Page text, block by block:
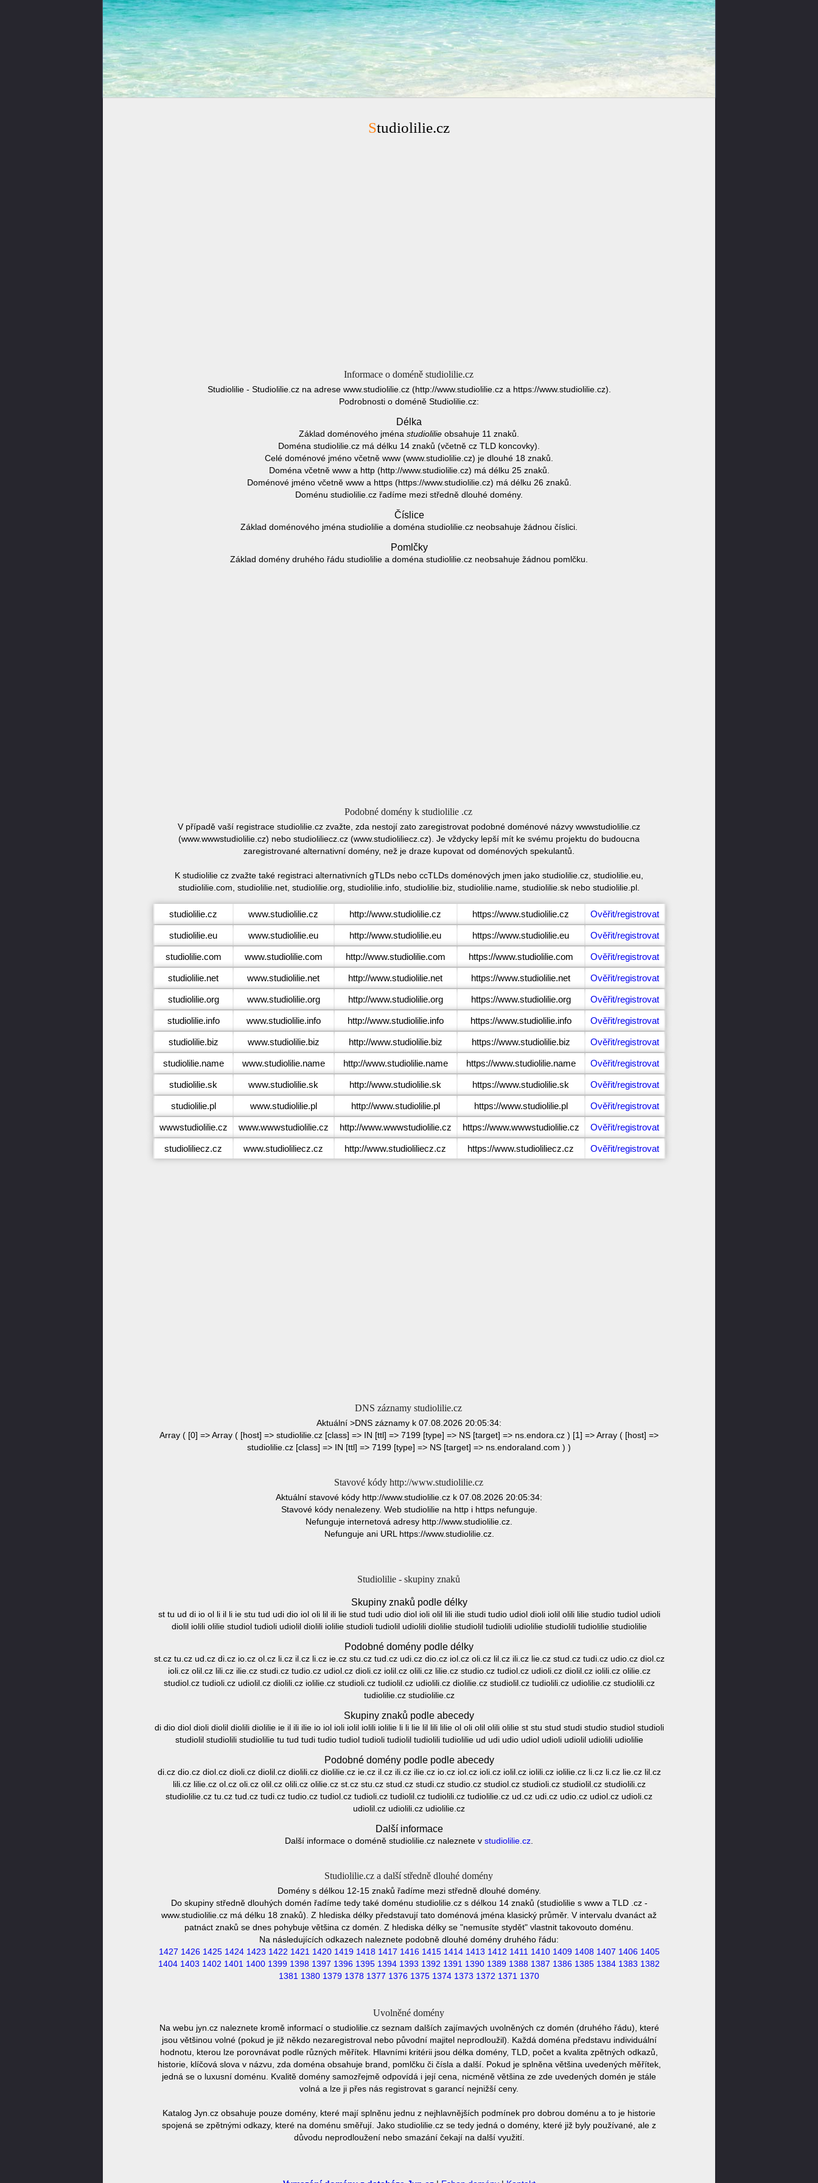
Studiolilie.cz
Informace o doméně studiolilie.cz
Studiolilie - Studiolilie.cz na adrese www.studiolilie.cz (http://www.studiolilie.cz a https://www.studiolilie.cz).
Podrobnosti o doméně Studiolilie.cz:
Délka
Základ doménového jména studiolilie obsahuje 11 znaků.
Doména studiolilie.cz má délku 14 znaků (včetně cz TLD koncovky).
Celé doménové jméno včetně www (www.studiolilie.cz) je dlouhé 18 znaků.
Doména včetně www a http (http://www.studiolilie.cz) má délku 25 znaků.
Doménové jméno včetně www a https (https://www.studiolilie.cz) má délku 26 znaků.
Doménu studiolilie.cz řadíme mezi středně dlouhé domény.
Číslice
Základ doménového jména studiolilie a doména studiolilie.cz neobsahuje žádnou číslici.
Pomlčky
Základ domény druhého řádu studiolilie a doména studiolilie.cz neobsahuje žádnou pomlčku.
Podobné domény k studiolilie .cz
V případě vaší registrace studiolilie.cz zvažte, zda nestojí zato zaregistrovat podobné doménové názvy wwwstudiolilie.cz
(www.wwwstudiolilie.cz) nebo studioliliecz.cz (www.studioliliecz.cz). Je vždycky lepší mít ke svému projektu do budoucna
zaregistrované alternativní domény, než je draze kupovat od doménových spekulantů.
K studiolilie cz zvažte také registraci alternativních gTLDs nebo ccTLDs doménových jmen jako studiolilie.cz, studiolilie.eu,
studiolilie.com, studiolilie.net, studiolilie.org, studiolilie.info, studiolilie.biz, studiolilie.name, studiolilie.sk nebo studiolilie.pl.
studiolilie.cz www.studiolilie.cz http://www.studiolilie.cz https://www.studiolilie.cz Ověřit/registrovat
studiolilie.eu www.studiolilie.eu http://www.studiolilie.eu https://www.studiolilie.eu Ověřit/registrovat
studiolilie.com www.studiolilie.com http://www.studiolilie.com https://www.studiolilie.com Ověřit/registrovat
studiolilie.net www.studiolilie.net http://www.studiolilie.net https://www.studiolilie.net Ověřit/registrovat
studiolilie.org www.studiolilie.org http://www.studiolilie.org https://www.studiolilie.org Ověřit/registrovat
studiolilie.info www.studiolilie.info http://www.studiolilie.info https://www.studiolilie.info Ověřit/registrovat
studiolilie.biz www.studiolilie.biz http://www.studiolilie.biz https://www.studiolilie.biz Ověřit/registrovat
studiolilie.name www.studiolilie.name http://www.studiolilie.name https://www.studiolilie.name Ověřit/registrovat
studiolilie.sk www.studiolilie.sk http://www.studiolilie.sk https://www.studiolilie.sk Ověřit/registrovat
studiolilie.pl www.studiolilie.pl http://www.studiolilie.pl https://www.studiolilie.pl Ověřit/registrovat
wwwstudiolilie.cz www.wwwstudiolilie.cz http://www.wwwstudiolilie.cz https://www.wwwstudiolilie.cz Ověřit/registrovat
studioliliecz.cz www.studioliliecz.cz http://www.studioliliecz.cz https://www.studioliliecz.cz Ověřit/registrovat
DNS záznamy studiolilie.cz
Aktuální >DNS záznamy k 07.08.2026 20:05:34:
Array ( [0] => Array ( [host] => studiolilie.cz [class] => IN [ttl] => 7199 [type] => NS [target] => ns.endora.cz ) [1] => Array ( [host] =>
studiolilie.cz [class] => IN [ttl] => 7199 [type] => NS [target] => ns.endoraland.com ) )
Stavové kódy http://www.studiolilie.cz
Aktuální stavové kódy http://www.studiolilie.cz k 07.08.2026 20:05:34:
Stavové kódy nenalezeny. Web studiolilie na http i https nefunguje.
Nefunguje internetová adresy http://www.studiolilie.cz.
Nefunguje ani URL https://www.studiolilie.cz.
Studiolilie - skupiny znaků
Skupiny znaků podle délky
st tu ud di io ol li il li ie stu tud udi dio iol oli lil ili lie stud tudi udio diol ioli olil lili ilie studi tudio udiol dioli iolil olili lilie studio tudiol udioli
diolil iolili olilie studiol tudioli udiolil diolili iolilie studioli tudiolil udiolili diolilie studiolil tudiolili udiolilie studiolili tudiolilie studiolilie
Podobné domény podle délky
st.cz tu.cz ud.cz di.cz io.cz ol.cz li.cz il.cz li.cz ie.cz stu.cz tud.cz udi.cz dio.cz iol.cz oli.cz lil.cz ili.cz lie.cz stud.cz tudi.cz udio.cz diol.cz
ioli.cz olil.cz lili.cz ilie.cz studi.cz tudio.cz udiol.cz dioli.cz iolil.cz olili.cz lilie.cz studio.cz tudiol.cz udioli.cz diolil.cz iolili.cz olilie.cz
studiol.cz tudioli.cz udiolil.cz diolili.cz iolilie.cz studioli.cz tudiolil.cz udiolili.cz diolilie.cz studiolil.cz tudiolili.cz udiolilie.cz studiolili.cz
tudiolilie.cz studiolilie.cz
Skupiny znaků podle abecedy
di dio diol dioli diolil diolili diolilie ie il ili ilie io iol ioli iolil iolili iolilie li li lie lil lili lilie ol oli olil olili olilie st stu stud studi studio studiol studioli
studiolil studiolili studiolilie tu tud tudi tudio tudiol tudioli tudiolil tudiolili tudiolilie ud udi udio udiol udioli udiolil udiolili udiolilie
Podobné domény podle podle abecedy
di.cz dio.cz diol.cz dioli.cz diolil.cz diolili.cz diolilie.cz ie.cz il.cz ili.cz ilie.cz io.cz iol.cz ioli.cz iolil.cz iolili.cz iolilie.cz li.cz li.cz lie.cz lil.cz
lili.cz lilie.cz ol.cz oli.cz olil.cz olili.cz olilie.cz st.cz stu.cz stud.cz studi.cz studio.cz studiol.cz studioli.cz studiolil.cz studiolili.cz
studiolilie.cz tu.cz tud.cz tudi.cz tudio.cz tudiol.cz tudioli.cz tudiolil.cz tudiolili.cz tudiolilie.cz ud.cz udi.cz udio.cz udiol.cz udioli.cz
udiolil.cz udiolili.cz udiolilie.cz
Další informace
Další informace o doméně studiolilie.cz naleznete v studiolilie.cz
Studiolilie.cz a další středně dlouhé domény
Domény s délkou 12-15 znaků řadíme mezi středně dlouhé domény.
Do skupiny středně dlouhých domén řadíme tedy také doménu studiolilie.cz s délkou 14 znaků (studiolilie s www a TLD .cz -
www.studiolilie.cz má délku 18 znaků). Z hlediska délky představují tato doménová jména klasický průměr. V intervalu dvanáct až
patnáct znaků se dnes pohybuje většina cz domén. Z hlediska délky se "nemusíte stydět" vlastnit takovouto doménu.
Na následujících odkazech naleznete podobně dlouhé domény druhého řádu:
1427 1426 1425 1424 1423 1422 1421 1420 1419 1418 1417 1416 1415 1414 1413 1412 1411 1410 1409 1408 1407 1406 1405
1404 1403 1402 1401 1400 1399 1398 1397 1396 1395 1394 1393 1392 1391 1390 1389 1388 1387 1386 1385 1384 1383 1382
1381 1380 1379 1378 1377 1376 1375 1374 1373 1372 1371 1370
Uvolněné domény
Na webu jyn.cz naleznete kromě informací o studiolilie.cz seznam dalších zajímavých uvolněných cz domén (druhého řádu), které
jsou většinou volné (pokud je již někdo nezaregistroval nebo původní majitel neprodloužil). Každá doména představu individuální
hodnotu, kterou lze porovnávat podle různých měřítek. Hlavními kritérii jsou délka domény, TLD, počet a kvalita zpětných odkazů,
historie, klíčová slova v názvu, zda doména obsahuje brand, pomlčku či čísla a další. Pokud je splněna většina uvedených měřítek,
jedná se o luxusní doménu. Kvalitě domény samozřejmě odpovídá i její cena, nicméně většina ze zde uvedených domén je stále
volná a lze ji přes nás registrovat s garancí nejnižší ceny.
Katalog Jyn.cz obsahuje pouze domény, které mají splněnu jednu z nejhlavnějších podmínek pro dobrou doménu a to je historie
spojená se zpětnými odkazy, které na doménu směřují. Jako studiolilie.cz se tedy jedná o domény, které již byly používané, ale z
důvodu neprodloužení nebo smazání čekají na další využití.